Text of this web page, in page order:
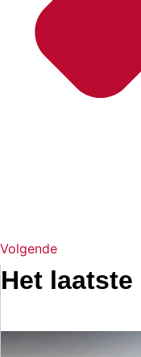
Volgende
Het